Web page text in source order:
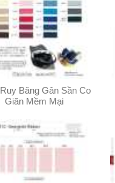
Ruy Băng Gân Sần Co
Giãn Mềm Mại